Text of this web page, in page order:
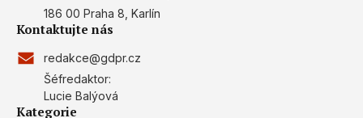
186 00 Praha 8, Karlín
Kontaktujte nás
redakce@gdpr.cz
Šéfredaktor:
Lucie Balýová
Kategorie